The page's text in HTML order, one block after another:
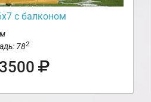
с балконом
782